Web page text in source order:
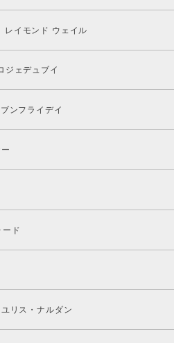
レイモンド ウェイル
ジェデュブイ
ンフライデイ
ード
ユリス・ナルダン